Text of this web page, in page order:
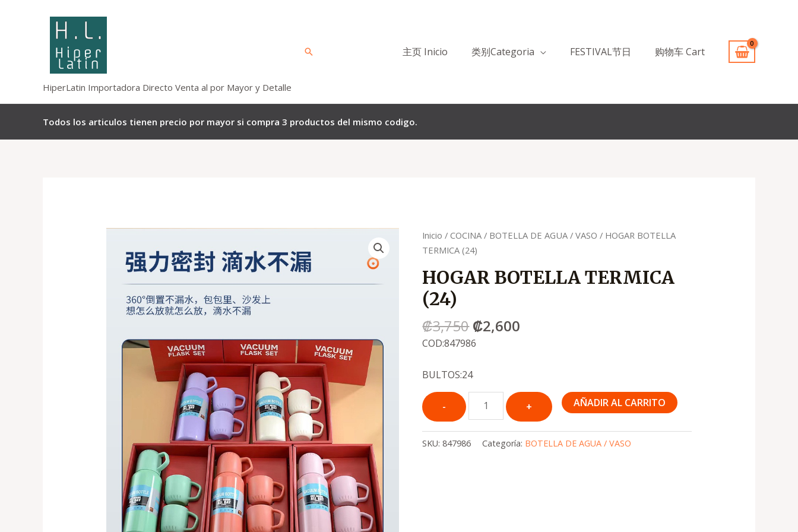
HiperLatin Importadora Directo Venta al por Mayor y Detalle
Buscar 主页 Inicio 类别Categoria FESTIVAL节日 购物车 Cart
Todos los articulos tienen precio por mayor si compra 3 productos del mismo codigo.
Inicio / COCINA / BOTELLA DE AGUA / VASO / HOGAR BOTELLA
TERMICA (24)
HOGAR BOTELLA TERMICA
(24)
₡3,750
El
precio
era:
₡2,600
El
es:
COD:847986
BULTOS:24
Quantity
AÑADIR AL CARRITO
SKU:847986 Categoría: BOTELLA DE AGUA / VASO